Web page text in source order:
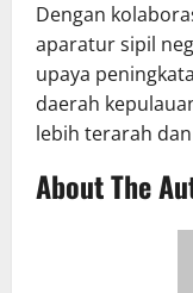
Dengan
aparatur sipil
upaya
daerah
lebih terarah
About The